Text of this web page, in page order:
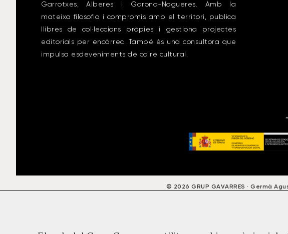
Garrotxes, Alberes i Garona-Nogueres. Amb la
mateixa filosofia i compromís amb el territori, publica
llibres de col·leccions pròpies i gestiona projectes
editorials per encàrrec. També és una consultora que
impulsa esdeveniments de caire cultural.
© 2026 GRUP GAVARRES · Germà